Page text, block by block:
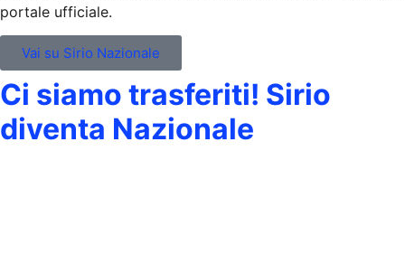
portale ufficiale.
Vai su Sirio Nazionale
Ci siamo trasferiti! Sirio
diventa Nazionale